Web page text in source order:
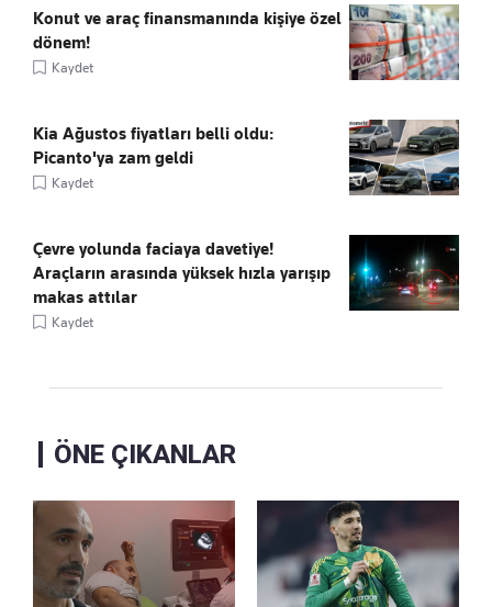
Konut ve araç finansmanında kişiye özel
dönem!
Kaydet
Kia Ağustos fiyatları belli oldu:
Picanto'ya zam geldi
Kaydet
Çevre yolunda faciaya davetiye!
Araçların arasında yüksek hızla yarışıp
makas attılar
Kaydet
ÖNE ÇIKANLAR